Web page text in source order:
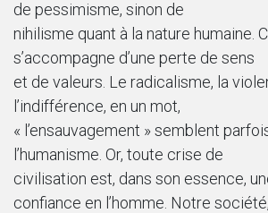
de pessimisme, sinon de
nihilisme quant à la nature humaine.
s’accompagne d’une perte de sens
et de valeurs. Le radicalisme, la
l’indifférence, en un mot,
« l’ensauvagement » semblent
l’humanisme. Or, toute crise de
civilisation est, dans son essence,
confiance en l’homme. Notre société,